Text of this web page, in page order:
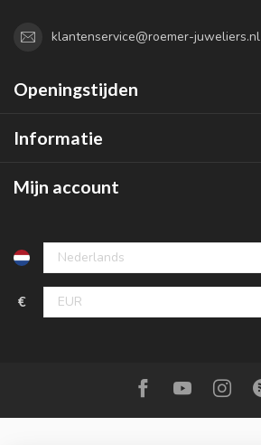
klantenservice@roemer-juweliers.nl
Openingstijden
Informatie
Mijn account
€